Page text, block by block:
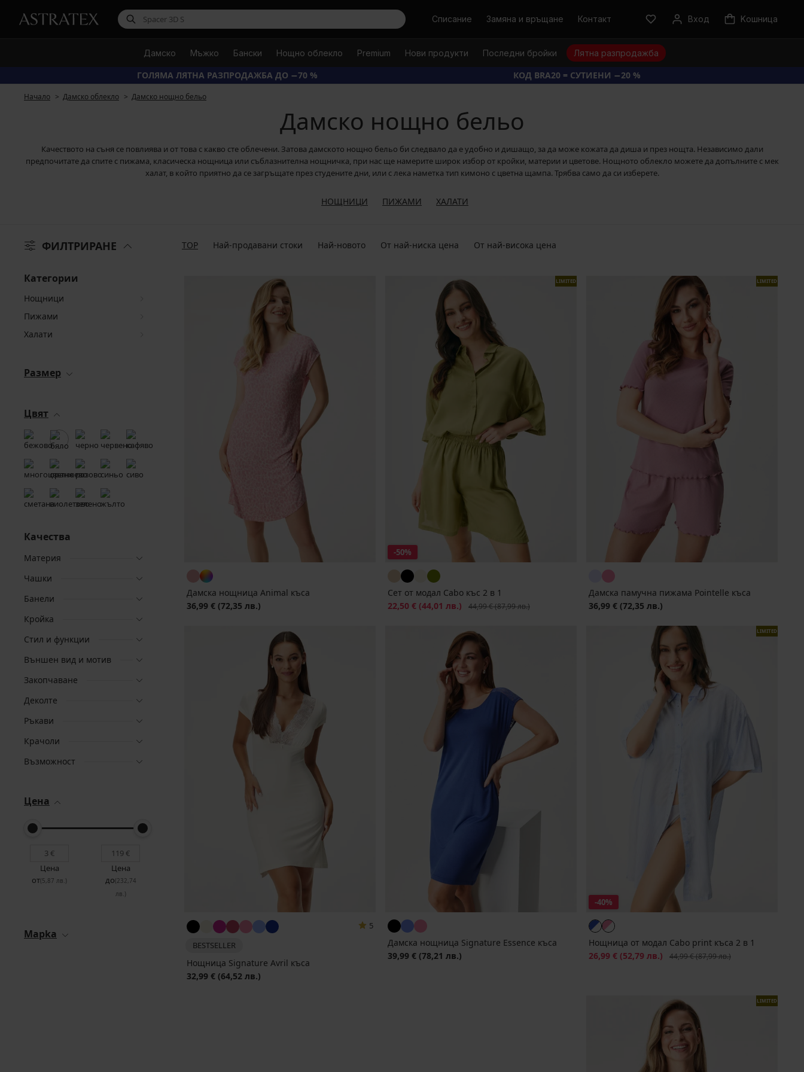
ТърсиСписание Замяна и връщане Контакт Вход Kошница
Дамско Мъжко Бански Нощно облекло Premium Нови продукти Последни бройки Лятна разпродажба
ГОЛЯМА ЛЯТНА РАЗПРОДАЖБА ДО −70 % КОД BRA20 = СУТИЕНИ −20 %
Начало Дамско облекло Дамско нощно бельо
Дамско нощно бельо
Качеството на съня се повлиява и от това с какво сте облечени. Затова дамското нощно бельо би следвало да е удобно и дишащо, за да може кожата да диша и през нощта. Независимо дали
предпочитате да спите с пижама, класическа нощница или съблазнителна нощничка, при нас ще намерите широк избор от кройки, материи и цветове. Нощното облекло можете да допълните с мек
халат, в който приятно да се загръщате през студените дни, или с лека наметка тип кимоно с цветна щампа. Трябва само да си изберете.
HОЩНИЦИ ПИЖАМИ ХАЛАТИ
ФИЛТРИРАНЕ TOP Най-продавани стоки Най-новото От най-ниска цена От най-висока цена
Категории
Hощници
Пижами
Халати
Размер
Цвят
Качества
Материя
Чашки
Банели
Кройка
Стил и функции
Външен вид и мотив
Закопчаване
Деколте
Ръкави
Крачоли
Възможност
Цена
Цена
от(5,87 лв.)
Цена
до(232,74
лв.)
Mapka
Дамска нощница Animal къса
36,99 € (72,35 лв.)
LIMITED
-50%
Сет от модал Cabo къс 2 в 1
Намаление
22,50 € (44,01 лв.) Първоначална цена
44,99 €(87,99 лв.)
LIMITED
Дамска памучна пижама Pointelle къса
36,99 € (72,35 лв.)
5
BESTSELLER
Нощница Signature Avril къса
32,99 € (64,52 лв.)
Дамска нощница Signature Essence къса
39,99 € (78,21 лв.)
LIMITED
-40%
Нощница от модал Cabo print къса 2 в 1
Намаление
26,99 € (52,79 лв.) Първоначална цена
44,99 €(87,99 лв.)
LIMITED